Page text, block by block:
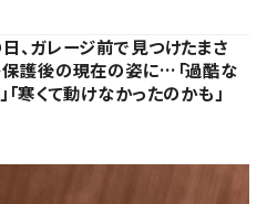
、ガレージ前で見つけたまさ
護後の現在の姿に…「過酷な
「寒くて動けなかったのかも」